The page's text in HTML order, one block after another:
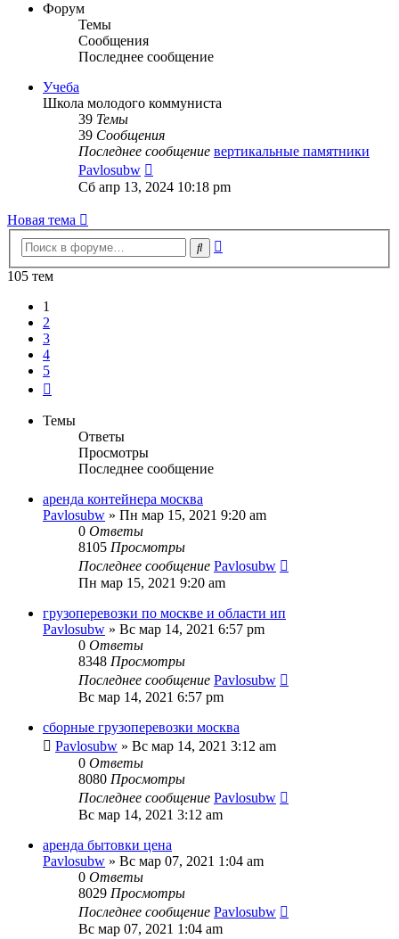
Форум
Темы
Сообщения
Последнее сообщение
Учеба
Школа молодого коммуниста
39 Темы
39 Сообщения
Последнее сообщение вертикальные памятники
Pavlosubw
к
последнему
Сб апр 13, 2024 10:18 pm
Новая тема
Поиск
105 тем
1
2
3
4
5
Темы
Ответы
Просмотры
Последнее сообщение
аренда контейнера москва
Pavlosubw » Пн мар 15, 2021 9:20 am
0 Ответы
8105 Просмотры
Последнее сообщение Pavlosubw
Пн мар 15, 2021 9:20 am
грузоперевозки по москве и области ип
Pavlosubw » Вс мар 14, 2021 6:57 pm
0 Ответы
8348 Просмотры
Последнее сообщение Pavlosubw
Вс мар 14, 2021 6:57 pm
сборные грузоперевозки москва
Pavlosubw » Вс мар 14, 2021 3:12 am
0 Ответы
8080 Просмотры
Последнее сообщение Pavlosubw
Вс мар 14, 2021 3:12 am
аренда бытовки цена
Pavlosubw » Вс мар 07, 2021 1:04 am
0 Ответы
8029 Просмотры
Последнее сообщение Pavlosubw
Вс мар 07, 2021 1:04 am